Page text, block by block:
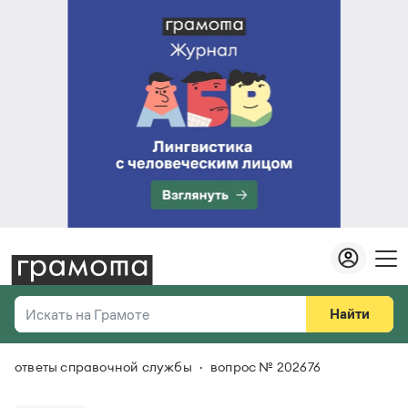
Искать на Грамоте
Справочная служба
Найти
Везде
ответы справочной службы вопрос № 202676